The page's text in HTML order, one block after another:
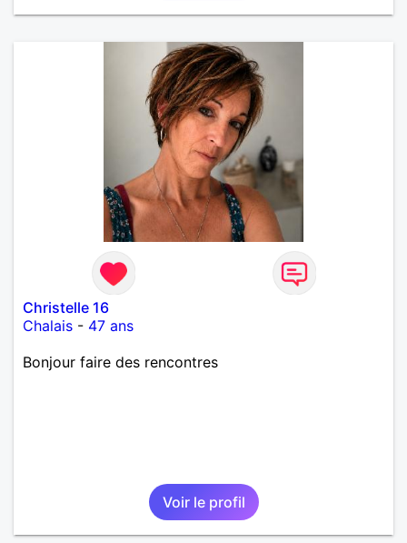
Christelle 16
Chalais - 47 ans
Bonjour faire des rencontres
Voir le profil